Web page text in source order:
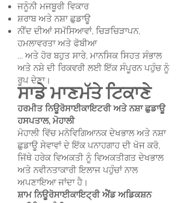
ਜਨੂੰਨੀ ਮਜਬੂਰੀ ਵਿਕਾਰ
ਸ਼ਰਾਬ ਅਤੇ ਨਸ਼ਾ ਛੁਡਾਊ
ਨੀਂਦ ਦੀਆਂ ਸਮੱਸਿਆਵਾਂ, ਚਿੜਚਿੜਾਪਨ,
ਹਮਲਾਵਰਤਾ ਅਤੇ ਫੋਬੀਆ
... ਅਤੇ ਹੋਰ ਬਹੁਤ ਸਾਰੇ, ਮਾਨਸਿਕ ਸਿਹਤ ਸੰਭਾਲ
ਅਤੇ ਨਸ਼ੇ ਦੀ ਰਿਕਵਰੀ ਲਈ ਇੱਕ ਸੰਪੂਰਨ ਪਹੁੰਚ ਨੂੰ
ਰੂਪ ਦੇਣਾ।
ਸਾਡੇ ਮਾਣਮੱਤੇ ਟਿਕਾਣੇ
ਹਰਮੀਤ ਨਿਊਰੋਸਾਈਕਾਇਟਰੀ ਅਤੇ ਨਸ਼ਾ ਛੁਡਾਊ
ਹਸਪਤਾਲ, ਮੋਹਾਲੀ
ਮੋਹਾਲੀ ਵਿੱਚ ਮਨੋਵਿਗਿਆਨਕ ਦੇਖਭਾਲ ਅਤੇ ਨਸ਼ਾ
ਛੁਡਾਊ ਸੇਵਾਵਾਂ ਦੇ ਇੱਕ ਪਨਾਹਗਾਹ ਦੀ ਖੋਜ ਕਰੋ,
ਜਿੱਥੇ ਹਰੇਕ ਵਿਅਕਤੀ ਨੂੰ ਵਿਅਕਤੀਗਤ ਦੇਖਭਾਲ
ਅਤੇ ਨਵੀਨਤਾਕਾਰੀ ਇਲਾਜ ਪਹੁੰਚਾਂ ਨਾਲ
ਅਪਣਾਇਆ ਜਾਂਦਾ ਹੈ।
ਸ਼ਾਮ ਨਿਊਰੋਸਾਈਕਾਇਟ੍ਰੀ ਐਂਡ ਅਡਿਕਸ਼ਨ